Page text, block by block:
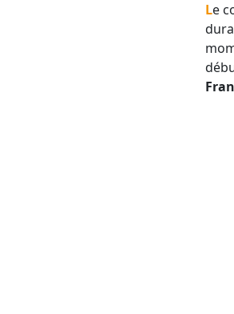
Le contexte météorologique commence à évoluer. Nous aurons profité des hautes pressions anticycloniques